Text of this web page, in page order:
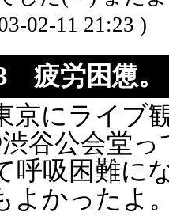
02-11 21:23 )
疲労困憊。
京にライブ
谷公会堂
呼吸困難に
よかったよ